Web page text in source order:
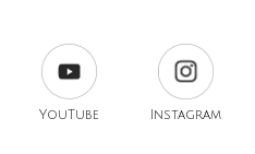
YouTube Instagram